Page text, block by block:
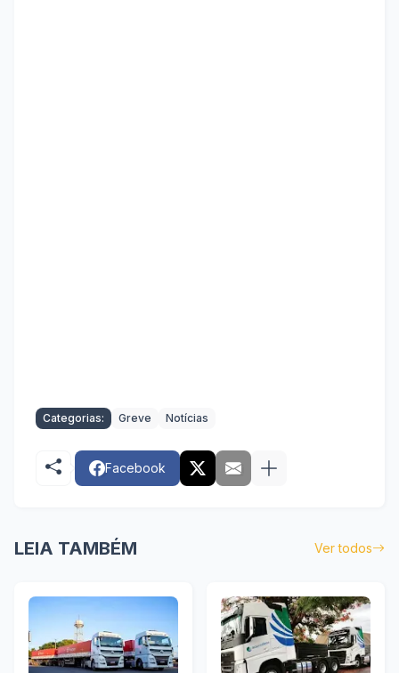
Categorias: Greve Notícias
Facebook
LEIA TAMBÉM Ver todos